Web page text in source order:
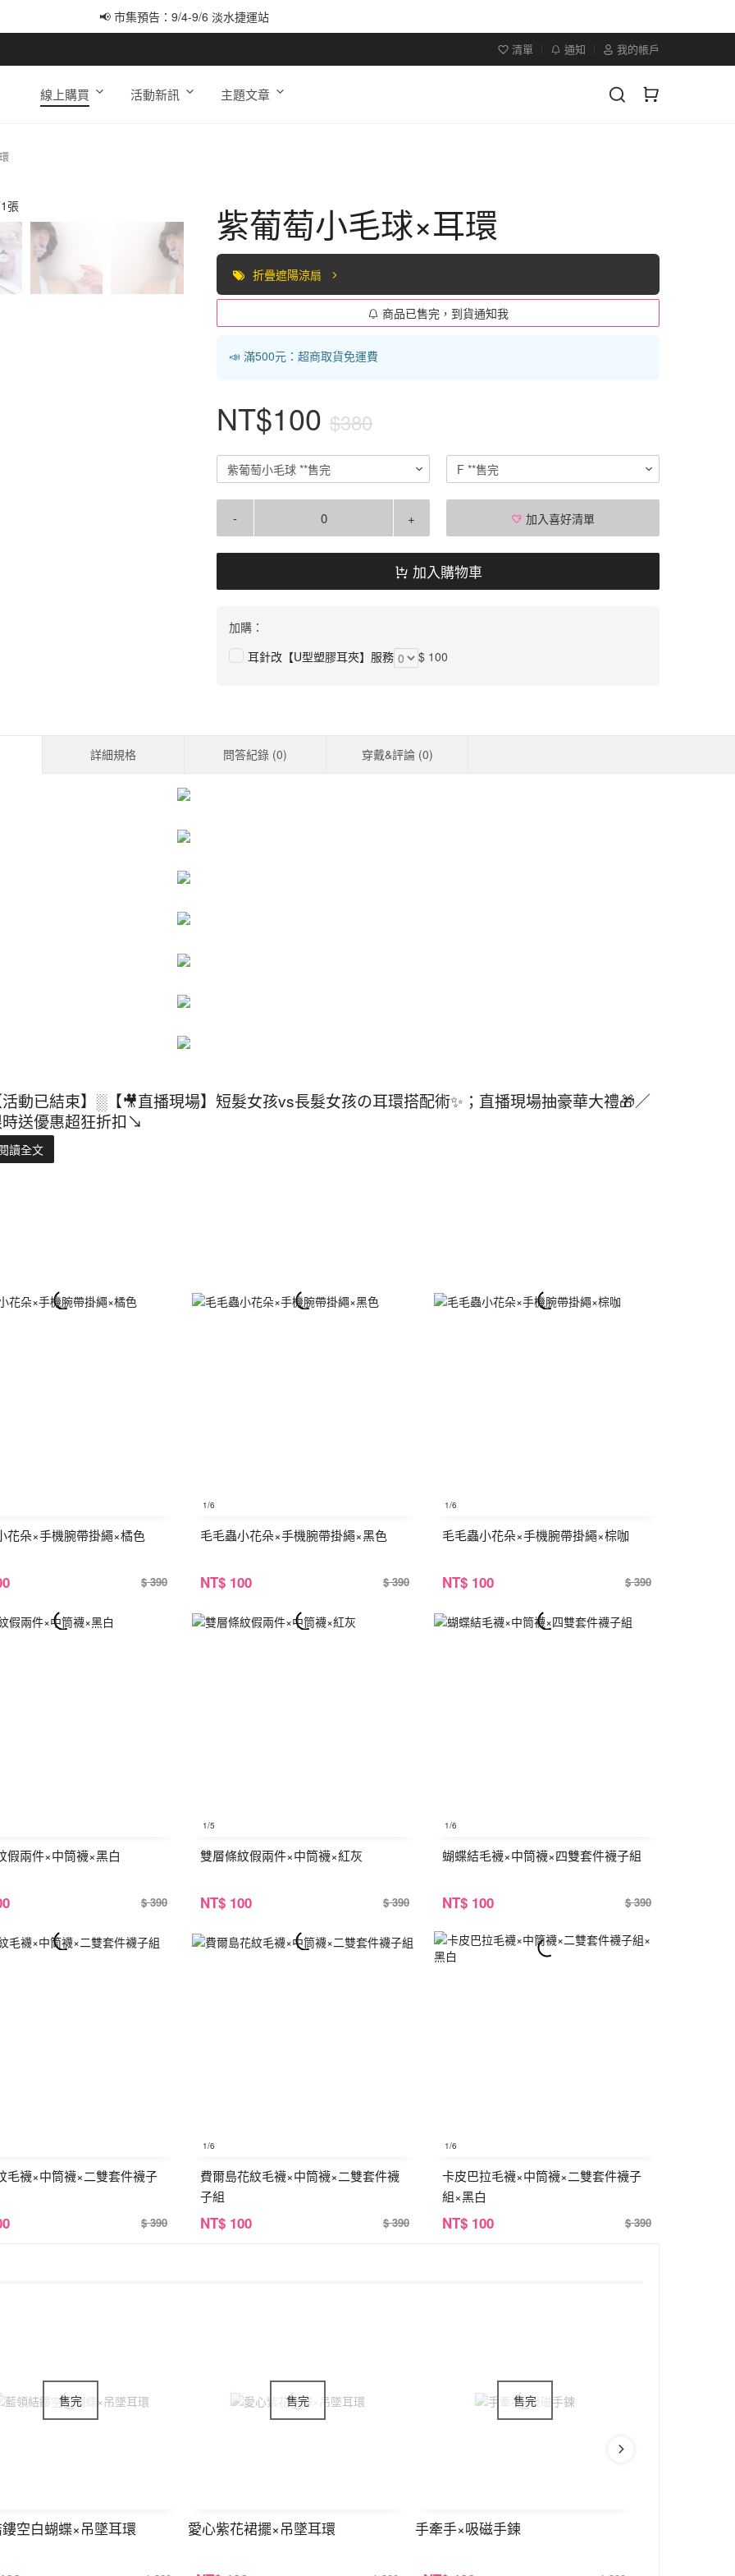
📢 市集預告：9/4-9/6 淡水捷運站
清單 通知 我的帳戶
線上購買 活動新訊 主題文章
紫葡萄小毛球×耳環
折疊遮陽涼扇
商品已售完，到貨通知我
📣 滿500元：超商取貨免運費
NT$100 $380
紫葡萄小毛球 **售完 F **售完
- + 加入喜好清單
加入購物車
加購：
耳針改【U型塑膠耳夾】服務
$ 100
詳細規格 問答紀錄 (0) 穿戴&評論 (0)
動已結束】░【🎥直播現場】短髮女孩vs長髮女孩の耳環搭配術✨；直播現場抽豪華大禮🎁／
送優惠超狂折扣↘️
讀全文
花朵×手機腕帶掛繩×橘色
$ 390
1/6
毛毛蟲小花朵×手機腕帶掛繩×黑色
NT$ 100 $ 390
1/6
毛毛蟲小花朵×手機腕帶掛繩×棕咖
NT$ 100 $ 390
假兩件×中筒襪×黑白
$ 390
1/5
雙層條紋假兩件×中筒襪×紅灰
NT$ 100 $ 390
1/6
蝴蝶結毛襪×中筒襪×四雙套件襪子組
NT$ 100 $ 390
毛襪×中筒襪×二雙套件襪子
$ 390
1/6
費爾島花紋毛襪×中筒襪×二雙套件襪
子組
NT$ 100 $ 390
1/6
卡皮巴拉毛襪×中筒襪×二雙套件襪子
組×黑白
NT$ 100 $ 390
空白蝴蝶×吊墜耳環 愛心紫花裙擺×吊墜耳環 手牽手×吸磁手鍊